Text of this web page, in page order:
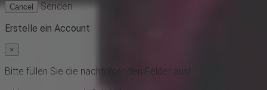
Cancel
Senden
Erstelle ein Account
×
Bitte füllen Sie die nachfolgenden Felder aus!